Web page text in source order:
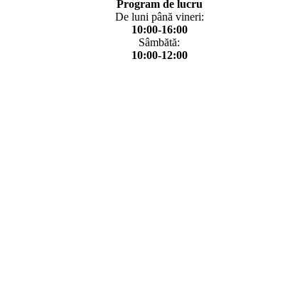
Program de lucru
De luni până vineri:
10:00-16:00
Sâmbătă:
10:00-12:00